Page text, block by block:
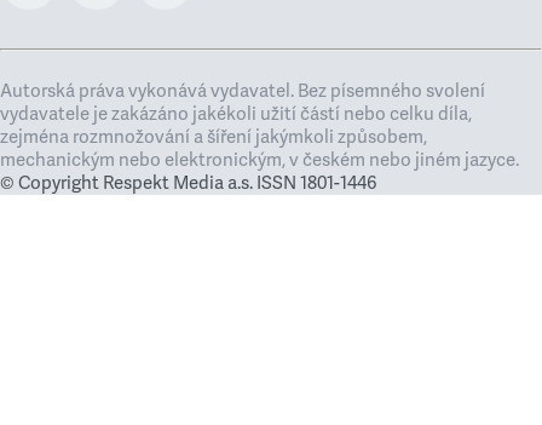
Autorská práva vykonává vydavatel. Bez písemného svolení
vydavatele je zakázáno jakékoli užití částí nebo celku díla,
zejména rozmnožování a šíření jakýmkoli způsobem,
mechanickým nebo elektronickým, v českém nebo jiném jazyce.
© Copyright Respekt Media a.s. ISSN 1801-1446